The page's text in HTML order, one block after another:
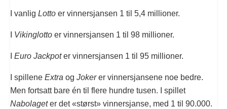
I vanlig Lotto er vinnersjansen 1 til 5,4 millioner.
Vikinglotto er vinnersjansen 1 til 98 millioner.
Euro Jackpoter vinnersjansen 1 til 95 millioner.
I spillene Extra og Jokerer vinnersjansene noe bedre.
Men fortsatt bare én til flere hundre tusen. I spillet
Nabolageter det «størst» vinnersjanse, med 1 til 90.000.